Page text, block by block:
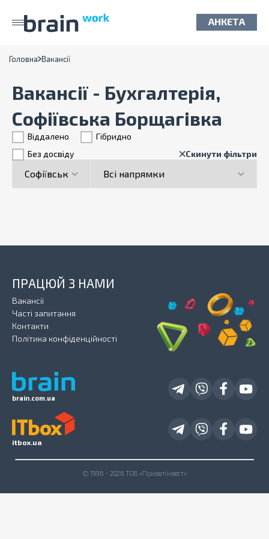
АНКЕТА
Головна Вакансії
Вакансії - Бухгалтерія,
Софіївська Борщагівка
Віддалено
Гiбридно
Без досвіду
Скинути фільтри
brain.com.ua
ПРАЦЮЙ З НАМИ
Вакансії
Часті запитання
Контакти
Політика конфіденційності
itbox.ua
© 1996 - 2026 ТОВ «Приватінвест»